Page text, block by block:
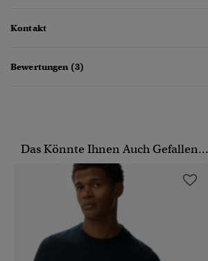
Kontakt
Bewertungen (3)
Das Könnte Ihnen Auch Gefallen...